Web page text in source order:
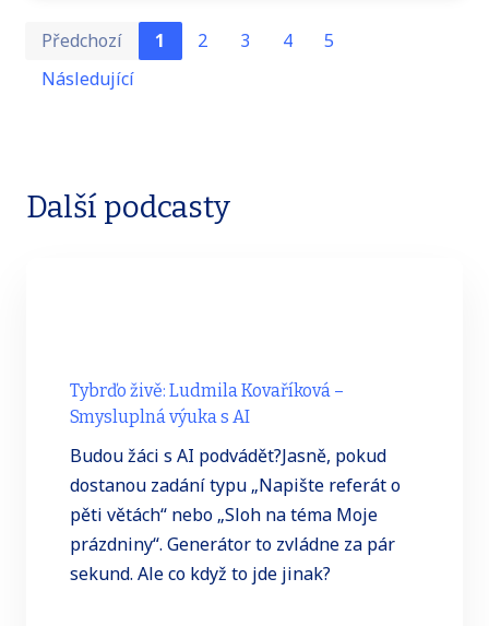
Předchozí 1 2 3 4
5
Následující
Další podcasty
Tybrďo živě: Ludmila Kovaříková –
Smysluplná výuka s AI
Budou žáci s AI podvádět?Jasně, pokud
dostanou zadání typu „Napište referát o
pěti větách“ nebo „Sloh na téma Moje
prázdniny“. Generátor to zvládne za pár
sekund. Ale co když to jde jinak?